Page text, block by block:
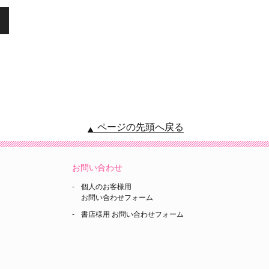
ページの先頭へ戻る
お問い合わせ
個人のお客様用
お問い合わせフォーム
書店様用 お問い合わせフォーム